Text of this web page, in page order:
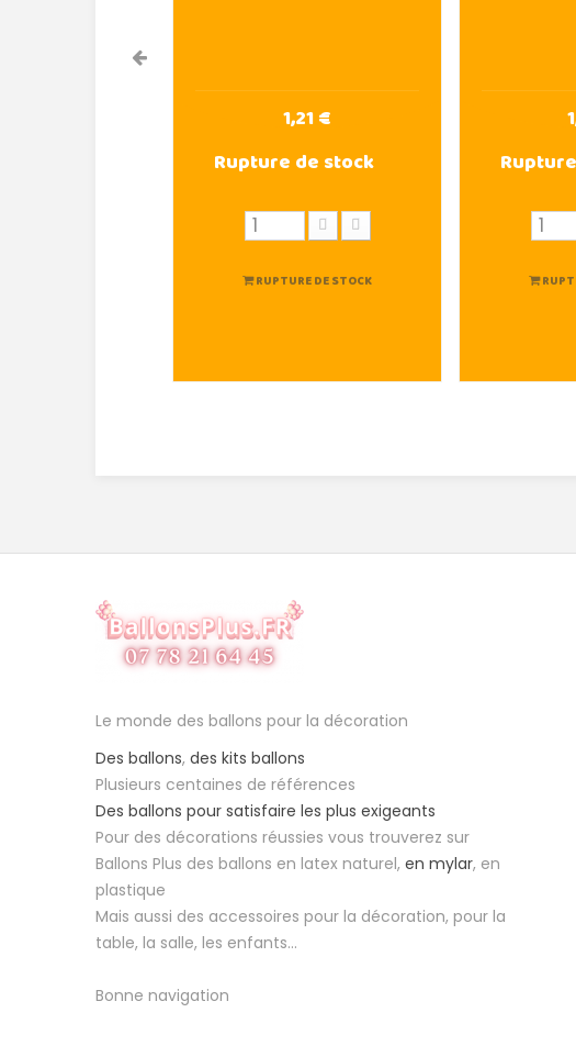
1,21 €
Rupture de stock
RUPTURE DE STOCK
Le monde des ballons pour la décoration
Des ballons, des kits ballons
Plusieurs centaines de références
Des ballons pour satisfaire les plus exigeants
Pour des décorations réussies vous trouverez sur
Ballons Plus des ballons en latex naturel, en mylar, en
plastique
Mais aussi des accessoires pour la décoration, pour la
table, la salle, les enfants...
Bonne navigation